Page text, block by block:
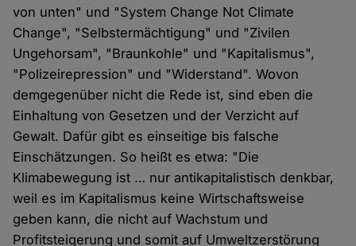
von unten" und "System Change Not Climate
Change", "Selbstermächtigung" und "Zivilen
Ungehorsam", "Braunkohle" und "Kapitalismus",
"Polizeirepression" und "Widerstand". Wovon
demgegenüber nicht die Rede ist, sind eben die
Einhaltung von Gesetzen und der Verzicht auf
Gewalt. Dafür gibt es einseitige bis falsche
Einschätzungen. So heißt es etwa: "Die
Klimabewegung ist … nur antikapitalistisch denkbar,
weil es im Kapitalismus keine Wirtschaftsweise
geben kann, die nicht auf Wachstum und
Profitsteigerung und somit auf Umweltzerstörung